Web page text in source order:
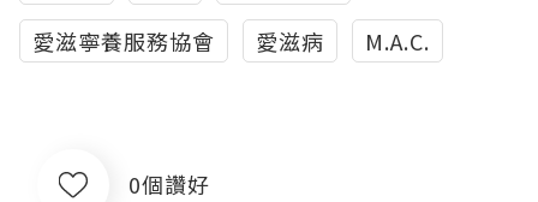
愛滋寧養服務協會
愛滋病 M.A.C.
0個讚好